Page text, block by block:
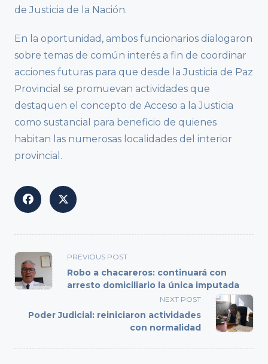
de Justicia de la Nación.
En la oportunidad, ambos funcionarios dialogaron
sobre temas de común interés a fin de coordinar
acciones futuras para que desde la Justicia de Paz
Provincial se promuevan actividades que
destaquen el concepto de Acceso a la Justicia
como sustancial para beneficio de quienes
habitan las numerosas localidades del interior
provincial.
<span
class="nav-
subtitle
reader-
PREVIOUS POST
Robo a chacareros: continuará con
arresto domiciliario la única imputada
NEXT POST
Poder Judicial: reiniciaron actividades
con normalidad